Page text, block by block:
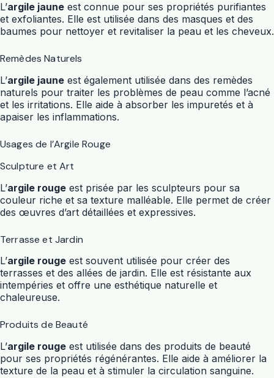
L’argile jaune est connue pour ses propriétés purifiantes
et exfoliantes. Elle est utilisée dans des masques et des
baumes pour nettoyer et revitaliser la peau et les cheveux.
Remèdes Naturels
L’argile jaune est également utilisée dans des remèdes
naturels pour traiter les problèmes de peau comme l’acné
et les irritations. Elle aide à absorber les impuretés et à
apaiser les inflammations.
Usages de l’Argile Rouge
Sculpture et Art
L’argile rouge est prisée par les sculpteurs pour sa
couleur riche et sa texture malléable. Elle permet de créer
des œuvres d’art détaillées et expressives.
Terrasse et Jardin
L’argile rouge est souvent utilisée pour créer des
terrasses et des allées de jardin. Elle est résistante aux
intempéries et offre une esthétique naturelle et
chaleureuse.
Produits de Beauté
L’argile rouge est utilisée dans des produits de beauté
pour ses propriétés régénérantes. Elle aide à améliorer la
texture de la peau et à stimuler la circulation sanguine.